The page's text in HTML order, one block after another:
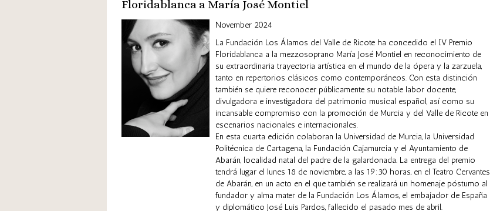
Floridablanca a María José Montiel
November 2024
La Fundación Los Álamos del Valle de Ricote ha concedido el IV Premio
Floridablanca a la mezzosoprano María José Montiel en reconocimiento de
su extraordinaria trayectoria artística en el mundo de la ópera y la zarzuela,
tanto en repertorios clásicos como contemporáneos. Con esta distinción
también se quiere reconocer públicamente su notable labor docente,
divulgadora e investigadora del patrimonio musical español, así como su
incansable compromiso con la promoción de Murcia y del Valle de Ricote en
escenarios nacionales e internacionales.
En esta cuarta edición colaboran la Universidad de Murcia, la Universidad
Politécnica de Cartagena, la Fundación Cajamurcia y el Ayuntamiento de
Abarán, localidad natal del padre de la galardonada. La entrega del premio
tendrá lugar el lunes 18 de noviembre, a las 19:30 horas, en el Teatro Cervantes
de Abarán, en un acto en el que también se realizará un homenaje póstumo al
fundador y alma mater de la Fundación Los Álamos, el embajador de España
y diplomático José Luis Pardos, fallecido el pasado mes de abril.